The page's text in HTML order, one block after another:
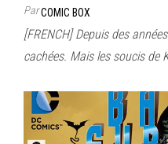
ParCOMIC BOX
[FRENCH] Depuis des
cachées. Mais les soucis de